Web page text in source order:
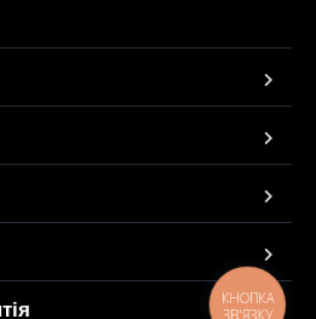
КНОПКА
ЗВ'ЯЗКУ